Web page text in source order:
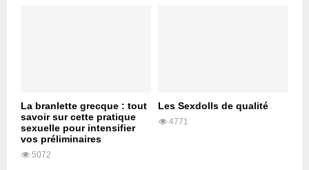
La branlette grecque : tout
savoir sur cette pratique
sexuelle pour intensifier
vos préliminaires
5072
Les Sexdolls de qualité
4771